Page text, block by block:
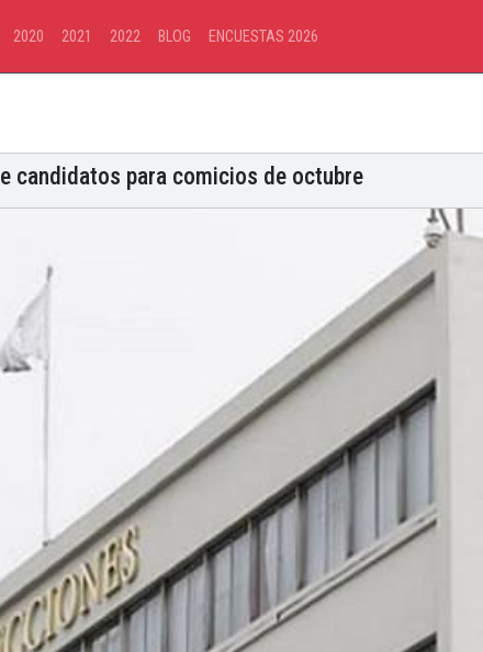
2020 2021 2022 BLOG ENCUESTAS 2026
candidatos para comicios de octubre